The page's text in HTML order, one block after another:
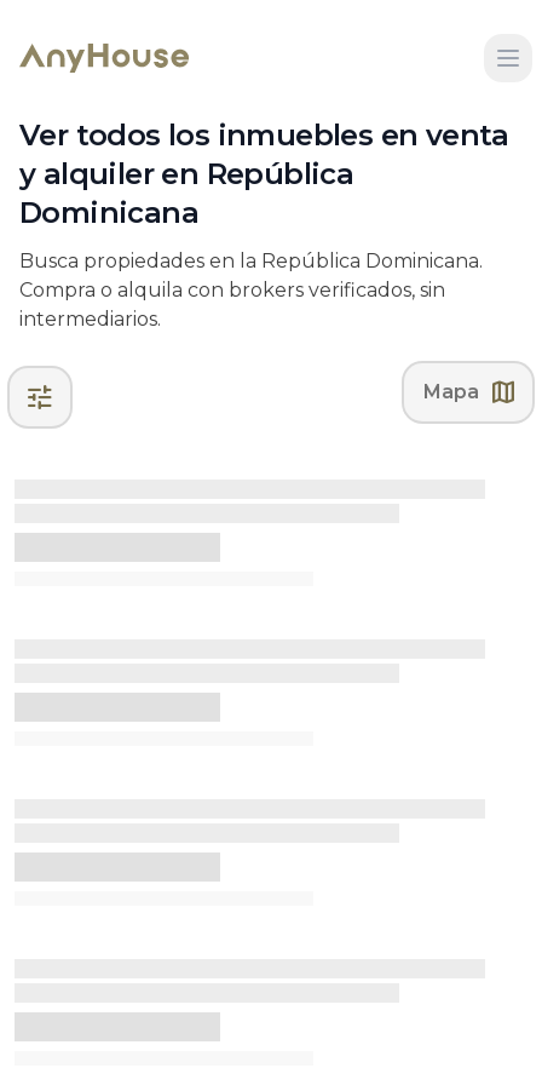
Ver todos los inmuebles en venta
y alquiler en República
Dominicana
Busca propiedades en la República Dominicana.
Compra o alquila con brokers verificados, sin
intermediarios.
tune Mapa map